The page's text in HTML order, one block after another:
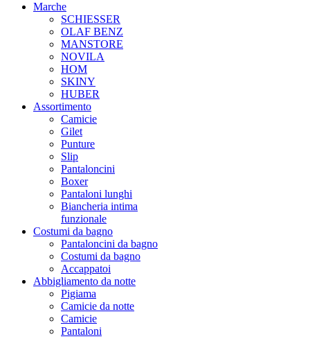
Marche
SCHIESSER
OLAF BENZ
MANSTORE
NOVILA
HOM
SKINY
HUBER
Assortimento
Camicie
Gilet
Punture
Slip
Pantaloncini
Boxer
Pantaloni lunghi
Biancheria intima
funzionale
Costumi da bagno
Pantaloncini da bagno
Costumi da bagno
Accappatoi
Abbigliamento da notte
Pigiama
Camicie da notte
Camicie
Pantaloni